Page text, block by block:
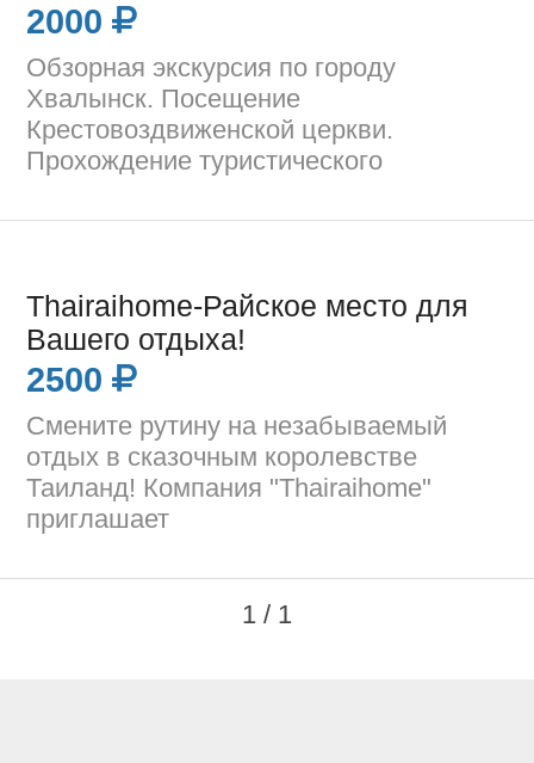
2000
Обзорная экскурсия по городу
Хвалынск. Посещение
Крестовоздвиженской церкви.
Прохождение туристического
Thairaihome-Райское место для
Вашего отдыха!
2500
Смените рутину на незабываемый
отдых в сказочным королевстве
Таиланд! Компания "Thairaihome"
приглашает
1 / 1